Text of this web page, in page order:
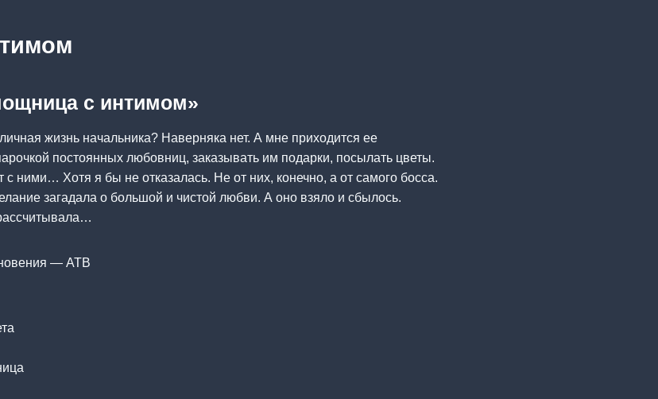
с интимом»
жизнь начальника? Наверняка нет. А мне приходится ее
постоянных любовниц, заказывать им подарки, посылать цветы.
с ними… Хотя я бы не отказалась. Не от них, конечно, а от самого босса.
загадала о большой и чистой любви. А оно взяло и сбылось.
— ATB